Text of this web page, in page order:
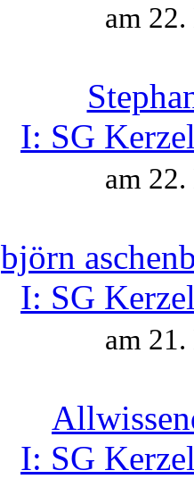
am
I: SG
am
björn
I: SG
am
I: SG